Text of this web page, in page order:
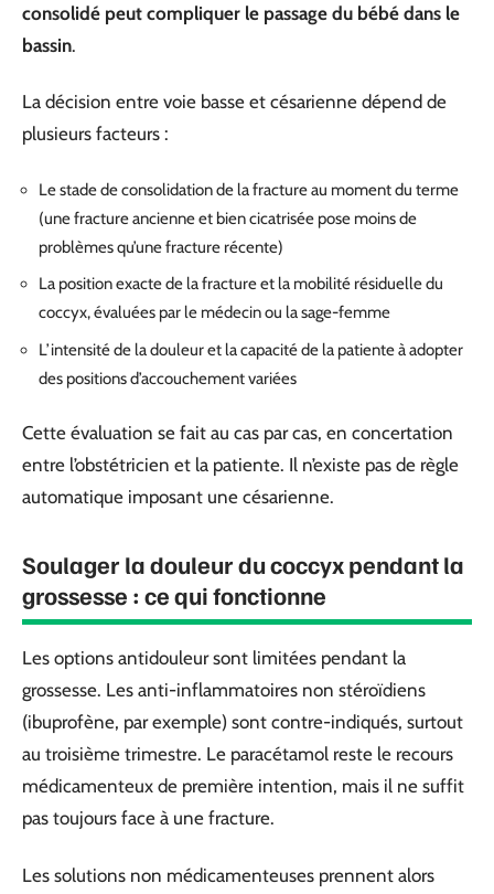
consolidé peut compliquer le passage du bébé dans le
bassin.
La décision entre voie basse et césarienne dépend de
plusieurs facteurs :
Le stade de consolidation de la fracture au moment du terme
(une fracture ancienne et bien cicatrisée pose moins de
problèmes qu’une fracture récente)
La position exacte de la fracture et la mobilité résiduelle du
coccyx, évaluées par le médecin ou la sage-femme
L’intensité de la douleur et la capacité de la patiente à adopter
des positions d’accouchement variées
Cette évaluation se fait au cas par cas, en concertation
entre l’obstétricien et la patiente. Il n’existe pas de règle
automatique imposant une césarienne.
Soulager la douleur du coccyx pendant la
grossesse : ce qui fonctionne
Les options antidouleur sont limitées pendant la
grossesse. Les anti-inflammatoires non stéroïdiens
(ibuprofène, par exemple) sont contre-indiqués, surtout
au troisième trimestre. Le paracétamol reste le recours
médicamenteux de première intention, mais il ne suffit
pas toujours face à une fracture.
Les solutions non médicamenteuses prennent alors